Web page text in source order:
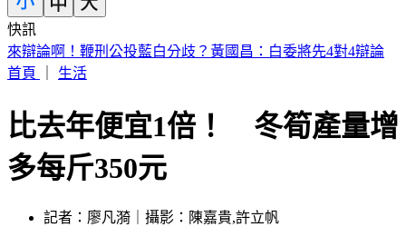
快訊
日媒爆養樂多中壢廠蟑螂孳生＋職場霸凌 衛生局稽查結果曝
首頁
生活
比去年便宜1倍！ 冬筍產量增
多每斤350元
記者：廖凡漪｜攝影：陳嘉貴,許立帆